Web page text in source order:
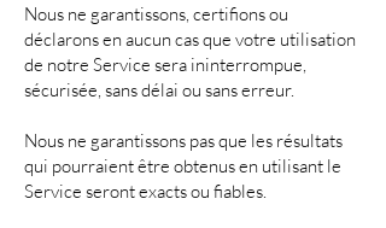
Nous ne garantissons, certifions ou
déclarons en aucun cas que votre utilisation
de notre Service sera ininterrompue,
sécurisée, sans délai ou sans erreur.
Nous ne garantissons pas que les résultats
qui pourraient être obtenus en utilisant le
Service seront exacts ou fiables.